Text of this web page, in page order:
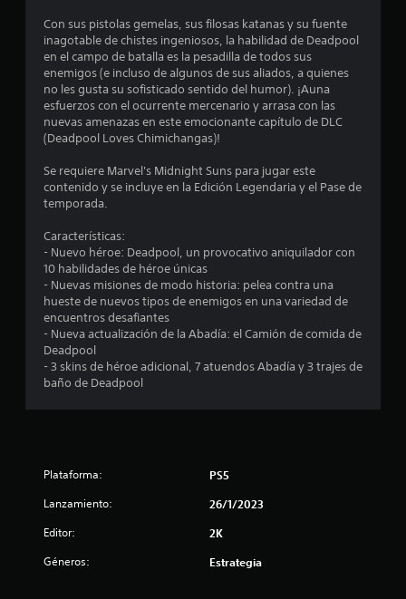
o
t
a
l
e
3
c
a
l
Con sus pistolas gemelas, sus filosas katanas y su fuente
inagotable de chistes ingeniosos, la habilidad de Deadpool
en el campo de batalla es la pesadilla de todos sus
enemigos (e incluso de algunos de sus aliados, a quienes
no les gusta su sofisticado sentido del humor). ¡Auna
esfuerzos con el ocurrente mercenario y arrasa con las
nuevas amenazas en este emocionante capítulo de DLC
(Deadpool Loves Chimichangas)!
Se requiere Marvel's Midnight Suns para jugar este
contenido y se incluye en la Edición Legendaria y el Pase de
temporada.
Características:
- Nuevo héroe: Deadpool, un provocativo aniquilador con
10 habilidades de héroe únicas
- Nuevas misiones de modo historia: pelea contra una
hueste de nuevos tipos de enemigos en una variedad de
encuentros desafiantes
- Nueva actualización de la Abadía: el Camión de comida de
Deadpool
- 3 skins de héroe adicional, 7 atuendos Abadía y 3 trajes de
baño de Deadpool
Plataforma: PS5
Lanzamiento: 26/1/2023
Editor: 2K
Géneros: Estrategia